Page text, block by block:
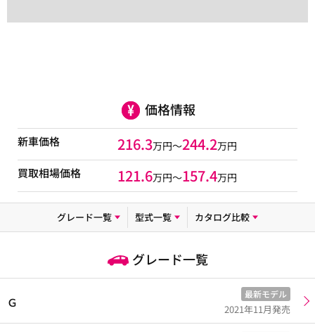
価格情報
新車価格 216.3万円～244.2万円
買取相場価格 121.6万円〜157.4万円
グレード一覧 型式一覧 カタログ比較
グレード一覧
Ｇ
最新モデル
2021年11月発売